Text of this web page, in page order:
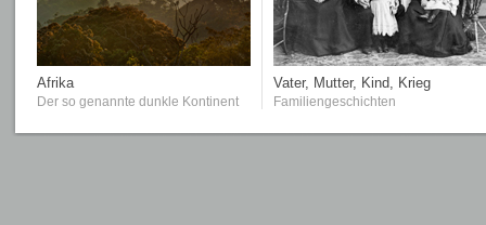
Afrika
Der so genannte dunkle Kontinent
Vater, Mutter, Kind, Krieg
Familiengeschichten